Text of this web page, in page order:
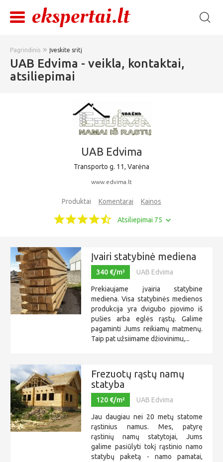
Pagrindinis » Įveskite sritį
UAB Edvima - veikla, kontaktai,
atsiliepimai
UAB Edvima
Transporto g. 11, Varėna
www.edvima.lt
Produktai Komentarai Kainos
Atsiliepimai 75
Įvairi statybinė mediena
340 €/m³ UAB Edvima
Prekiaujame įvairia statybine
mediena. Visa statybinės medienos
produkcija yra dvigubo pjovimo iš
pušies arba eglės rąstų. Galime
pagaminti Jums reikiamų matmenų.
Taip pat užsiimame džiovinimu,...
Frezuotų rąstų namų
statyba
120 €/m² UAB Edvima
Jau daugiau nei 20 metų statome
rąstinius namus. Mes, patyrę
rąstinių namų statytojai, Jums
galime pasiūlyti tokį rąstinio namo
statybų paketą - namo pamatai,